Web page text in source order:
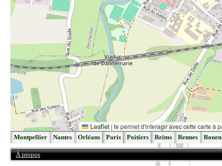
Leaflet | te permet d'interagir avec cette carte à
Montpellier Nantes Orléans Paris Poitiers Reims Rennes Rouen
À propos